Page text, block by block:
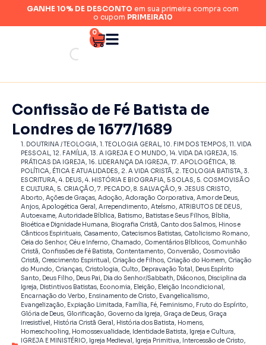
GANHE 10% DE DESCONTO em sua primeira compra com
o cupom PRIMEIRA10
0
Confissão de Fé Batista de
Londres de 1677/1689
1. DOUTRINA / TEOLOGIA, 1. TEOLOGIA GERAL, 1‍0. FIM DOS TEMPOS, 11. VIDA
PESSOAL, 12. FAMÍLIA, 13. A IGREJA E O MUNDO, 14. VIDA DA IGREJA, 15.
PRÁTICAS DA IGREJA, 16. LIDERANÇA DA IGREJA, 17. APOLOGÉTICA, 18.
POLÍTICA, ÉTICA E ATUALIDADES, 2. A VIDA CRISTÃ, 2. TEOLOGIA BATISTA, 3.
ESCRITURA, 4. DEUS, 4. HISTÓRIA E BIOGRAFIA, 5 SOLAS, 5. COSMOVISÃO
E CULTURA, 5. CRIAÇÃO, 7. PECADO, 8. SALVAÇÃO, 9. JESUS CRISTO,
Aborto, Ações de Graças, Adoção, Adoração Corporativa, Amor de Deus,
Anjos, Apologética Geral, Arrependimento, Ateísmo, ATRIBUTOS DE DEUS,
Autoexame, Autoridade Bíblica, Batismo, Batistas e Seus Filhos, Bíblia,
Bioética e Dignidade Humana, Biografia Cristã, Canto dos Salmos, Hinos e
Cânticos Espirituais, Casamento, Catecismos Batistas, Catolicismo Romano,
Ceia do Senhor, Céu e Inferno, Chamado, Comentários Bíblicos, Comunhão
Cristã, Confissões de Fé Batista, Contentamento, Conversão, Cosmovisão
Cristã, Crescimento Espiritual, Criação de Filhos, Criação do Homem, Criação
do Mundo, Crianças, Cristologia, Culto, Depravação Total, Deus Espírito
Santo, Deus Filho, Deus Pai, Dia do Senhor/Sabbath, Diáconos, Disciplina da
Igreja, Distintivos Batistas, Economia, Eleição, Eleição Incondicional,
Encarnação do Verbo, Ensinamento de Cristo, Evangelicalismo,
Evangelização, Expiação Limitada, Família, Fé, Feminismo, Fruto do Espírito,
Glória de Deus, Glorificação, Governo da Igreja, Graça de Deus, Graça
Irresistível, História Cristã Geral, História dos Batista, Homens,
Homeschooling, Homossexualidade, Identidade Batista, Igreja e Cultura,
IGREJA E MINISTÉRIO, Igreja Medieval, Igreja Primitiva, Intercessão de Cristo,